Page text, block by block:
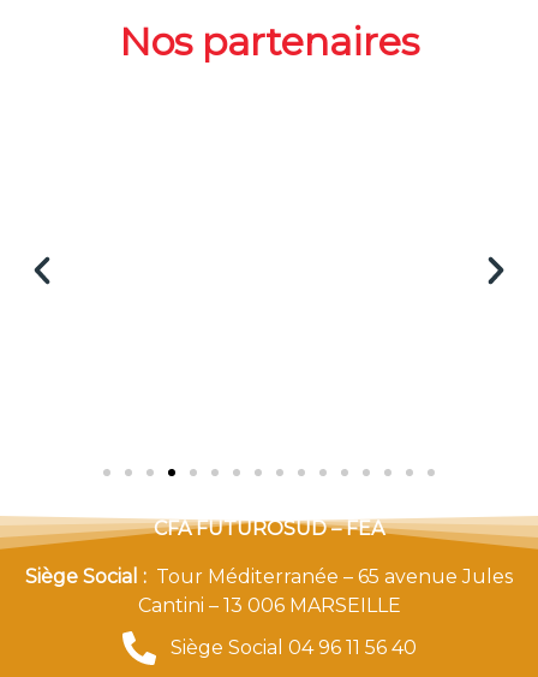
Nos partenaires
CFA FUTUROSUD – FEA
Siège Social : Tour Méditerranée – 65 avenue Jules
Cantini – 13 006 MARSEILLE
Siège Social 04 96 11 56 40